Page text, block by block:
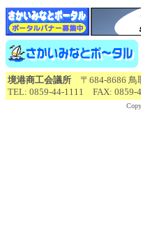
境港商工会議所 〒684-8686
TEL: 0859-44-1111 FAX: